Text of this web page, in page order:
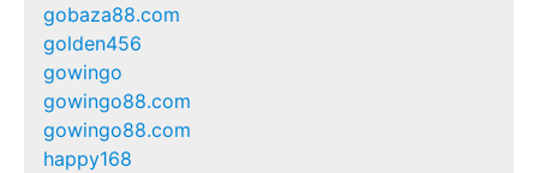
gobaza88.com
golden456
gowingo
gowingo88.com
gowingo88.com
happy168